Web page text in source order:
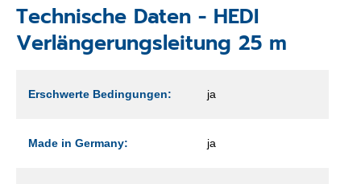
Technische Daten - HEDI
Verlängerungsleitung 25 m
Erschwerte Bedingungen: ja
Made in Germany: ja